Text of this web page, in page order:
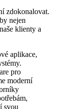
zdokonalovat.
nejen
klienty a
aplikace,
pro
moderní
svou